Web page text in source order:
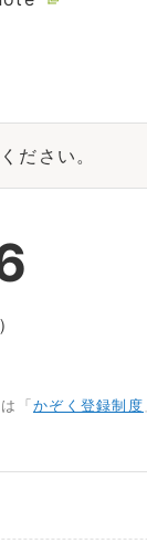
ださい。
「かぞく登録制度